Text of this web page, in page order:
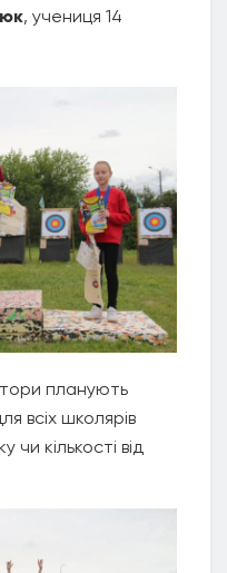
, учениця 14
планують
всіх школярів
чи кількості від